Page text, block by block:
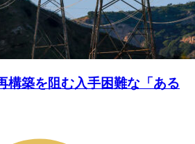
構築を阻む入手困難な「ある